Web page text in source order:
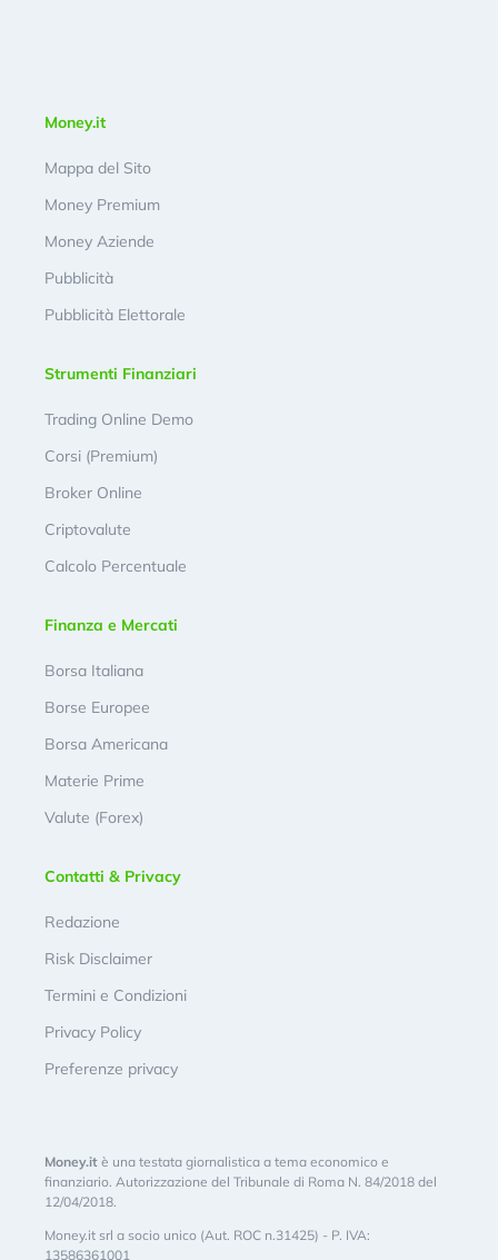
Money.it
Mappa del Sito
Money Premium
Money Aziende
Pubblicità
Pubblicità Elettorale
Strumenti Finanziari
Trading Online Demo
Corsi (Premium)
Broker Online
Criptovalute
Calcolo Percentuale
Finanza e Mercati
Borsa Italiana
Borse Europee
Borsa Americana
Materie Prime
Valute (Forex)
Contatti & Privacy
Redazione
Risk Disclaimer
Termini e Condizioni
Privacy Policy
Preferenze privacy
Money.it è una testata giornalistica a tema economico e
finanziario. Autorizzazione del Tribunale di Roma N. 84/2018 del
12/04/2018.
Money.it srl a socio unico (Aut. ROC n.31425) - P. IVA:
13586361001